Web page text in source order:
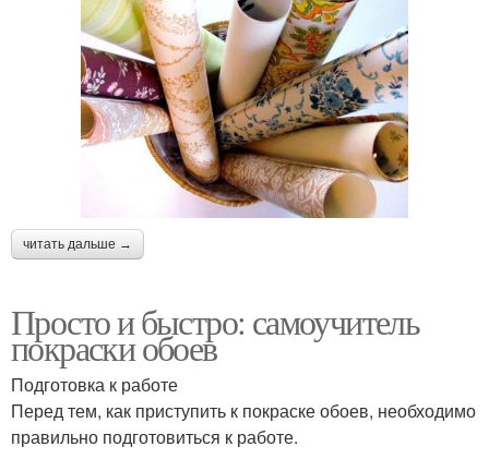
читать дальше →
Просто и быстро: самоучитель
покраски обоев
Подготовка к работе
Перед тем, как приступить к покраске обоев, необходимо
правильно подготовиться к работе.